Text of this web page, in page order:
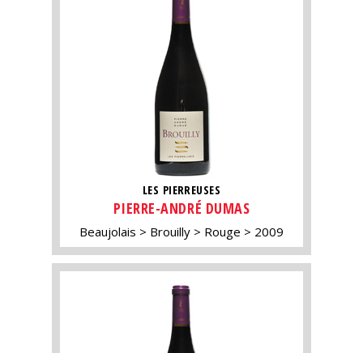
LES PIERREUSES
PIERRE-ANDRÉ DUMAS
Beaujolais Brouilly Rouge 2009